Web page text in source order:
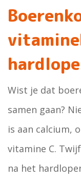
Wist je dat
samen gaan?
is aan calcium,
vitamine C.
na het